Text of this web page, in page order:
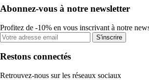
Abonnez-vous à notre newsletter
Profitez de -10% en vous inscrivant à notre
S'inscrire
Restons connectés
Retrouvez-nous sur les réseaux sociaux